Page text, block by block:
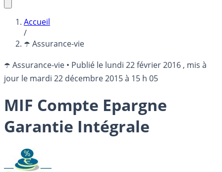
Accueil
/
☂️ Assurance-vie
☂️ Assurance-vie • Publié le lundi 22 février 2016 , mis à
jour le mardi 22 décembre 2015 à 15 h 05
MIF Compte Epargne
Garantie Intégrale